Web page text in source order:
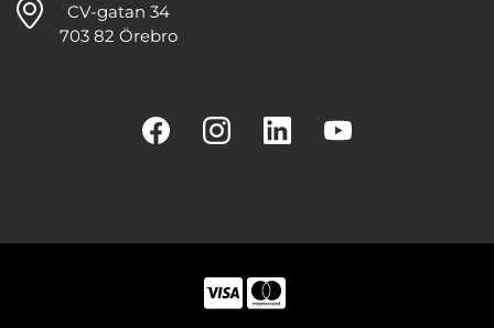
CV-gatan 34
703 82 Örebro